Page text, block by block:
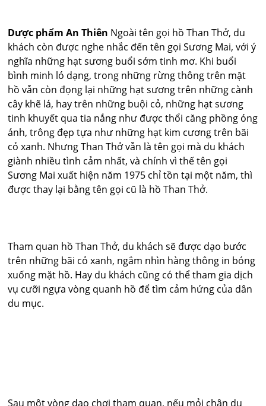
Dược phẩm An Thiên Ngoài tên gọi hồ Than Thở, du
khách còn được nghe nhắc đến tên gọi Sương Mai, với ý
nghĩa những hạt sương buổi sớm tinh mơ. Khi buổi
bình minh ló dạng, trong những rừng thông trên mặt
hồ vẫn còn đọng lại những hạt sương trên những cành
cây khẽ lá, hay trên những buội cỏ, những hạt sương
tinh khuyết qua tia nắng như được thổi căng phồng óng
ánh, trông đẹp tựa như những hạt kim cương trên bãi
cỏ xanh. Nhưng Than Thở vẫn là tên gọi mà du khách
giành nhiều tình cảm nhất, và chính vì thế tên gọi
Sương Mai xuất hiện năm 1975 chỉ tồn tại một năm, thì
được thay lại bằng tên gọi cũ là hồ Than Thở.
Tham quan hồ Than Thở, du khách sẽ được dạo bước
trên những bãi cỏ xanh, ngắm nhìn hàng thông in bóng
xuống mặt hồ. Hay du khách cũng có thể tham gia dịch
vụ cưỡi ngựa vòng quanh hồ để tìm cảm hứng của dân
du mục.
Sau một vòng dạo chơi tham quan, nếu mỏi chân du